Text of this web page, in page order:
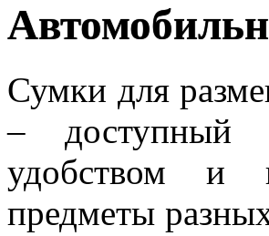
Сумки для
– доступный
удобством и
предметы